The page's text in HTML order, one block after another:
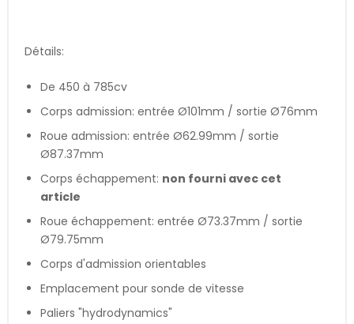
Détails:
De 450 à 785cv
Corps admission: entrée Ø101mm / sortie Ø76mm
Roue admission: entrée Ø62.99mm / sortie
Ø87.37mm
Corps échappement: non fourni avec cet
article
Roue échappement: entrée Ø73.37mm / sortie
Ø79.75mm
Corps d'admission orientables
Emplacement pour sonde de vitesse
Paliers "hydrodynamics"